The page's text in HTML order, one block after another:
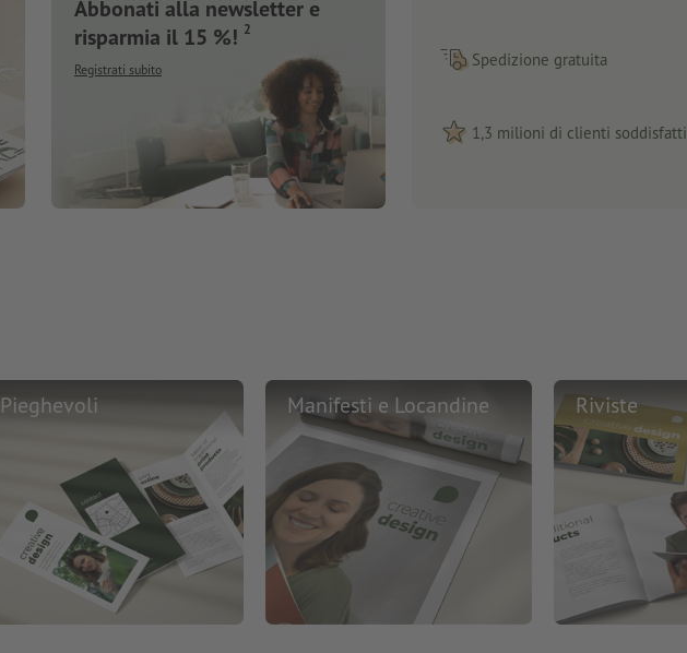
Abbonati alla newsletter e
risparmia il 15 %! 2
Registrati subito Spedizione gratuita
1,3 milioni di clienti soddisfatti
Pieghevoli Manifesti e Locandine Riviste